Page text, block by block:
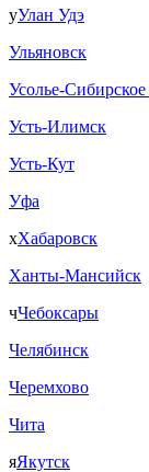
уУлан Удэ
Ульяновск
Усолье-Сибирское
Усть-Илимск
Усть-Кут
Уфа
хХабаровск
Ханты-Мансийск
чЧебоксары
Челябинск
Черемхово
Чита
яЯкутск